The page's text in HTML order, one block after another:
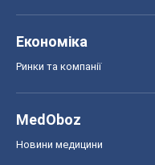
Економіка
Ринки та компанії
MedOboz
Новини медицини